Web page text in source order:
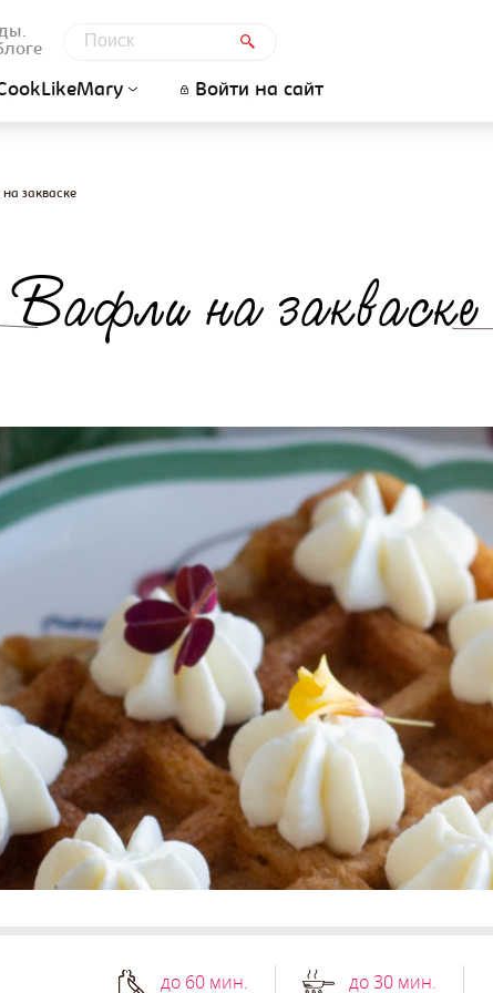
Войти на сайт
закваске
Вафли на закваске
до 60 мин. до 30 мин.